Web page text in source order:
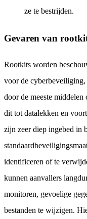
ze te bestrijden.
Gevaren van
Rootkits worden
voor de cyberbeveiliging,
door de meeste
dit tot datalekken en
zijn zeer diep ingebed in
identificeren of te
kunnen aanvallers
monitoren, gevoelige
bestanden te wijzigen.